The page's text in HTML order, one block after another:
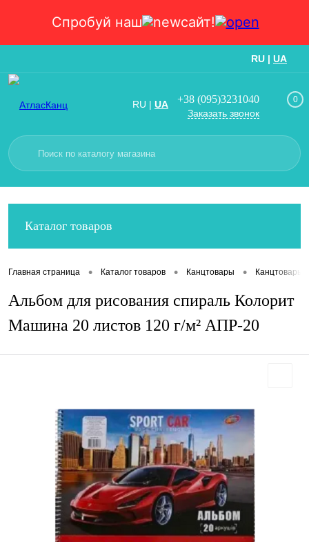
Спробуй наш сайт!
RU | UA
RU | UA +38 (095)3231040
Заказать звонок
0
Каталог товаров
Главная страница • Каталог товаров • Канцтовары • Канцтовары
Альбом для рисования спираль Колорит
Машина 20 листов 120 г/м² АПР-20